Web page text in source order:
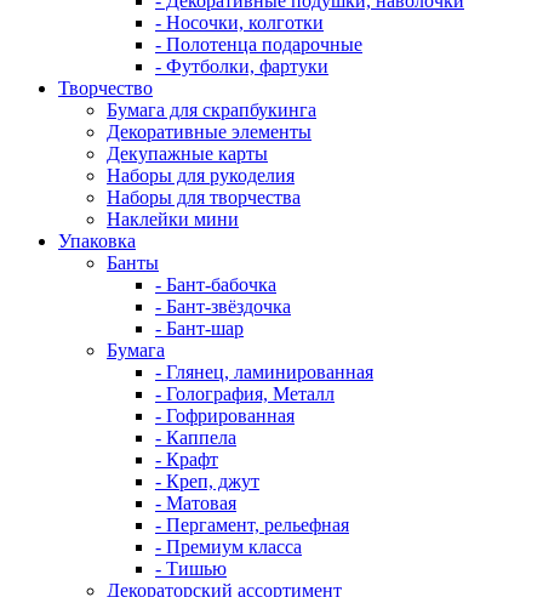
- Носочки, колготки
- Полотенца подарочные
- Футболки, фартуки
Творчество
Бумага для скрапбукинга
Декоративные элементы
Декупажные карты
Наборы для рукоделия
Наборы для творчества
Наклейки мини
Упаковка
Банты
- Бант-бабочка
- Бант-звёздочка
- Бант-шар
Бумага
- Глянец, ламинированная
- Голография, Металл
- Гофрированная
- Каппела
- Крафт
- Креп, джут
- Матовая
- Пергамент, рельефная
- Премиум класса
- Тишью
Декораторский ассортимент